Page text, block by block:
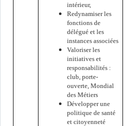
intérieur,
Redynamiser les
fonctions de
délégué et les
instances associées
Valoriser les
initiatives et
responsabilités :
club, porte-
ouverte, Mondial
des Métiers
Développer une
politique de santé
et citoyenneté